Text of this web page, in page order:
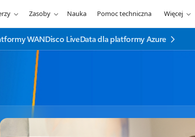
Zasoby Nauka Pomoc techniczna Więcej
WANDisco LiveData dla platformy Azure